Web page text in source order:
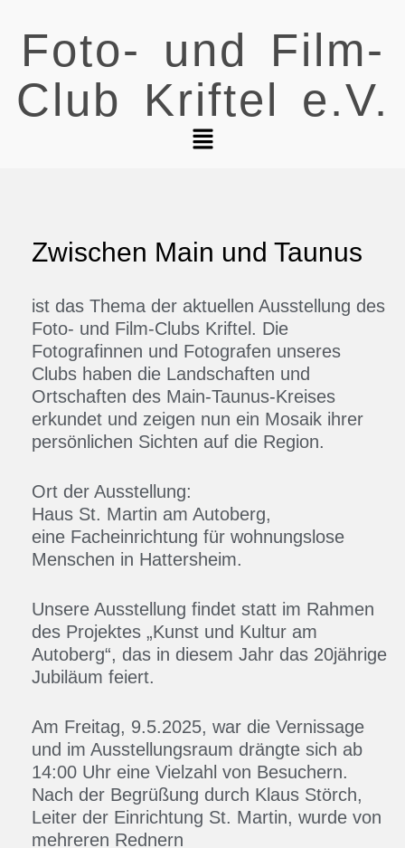
Foto- und Film-
Club Kriftel e.V.
Zwischen Main und Taunus
ist das Thema der aktuellen Ausstellung des
Foto- und Film-Clubs Kriftel. Die
Fotografinnen und Fotografen unseres
Clubs haben die Landschaften und
Ortschaften des Main-Taunus-Kreises
erkundet und zeigen nun ein Mosaik ihrer
persönlichen Sichten auf die Region.
Ort der Ausstellung:
Haus St. Martin am Autoberg,
eine Facheinrichtung für wohnungslose
Menschen in Hattersheim.
Unsere Ausstellung findet statt im Rahmen
des Projektes „Kunst und Kultur am
Autoberg“, das in diesem Jahr das 20jährige
Jubiläum feiert.
Am Freitag, 9.5.2025, war die Vernissage
und im Ausstellungsraum drängte sich ab
14:00 Uhr eine Vielzahl von Besuchern.
Nach der Begrüßung durch Klaus Störch,
Leiter der Einrichtung St. Martin, wurde von
mehreren Rednern